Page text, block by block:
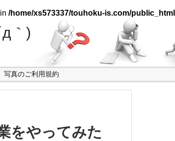
/home/xs573337/touhoku-is.com/
｀)
写真のご利用規約
をやってみた